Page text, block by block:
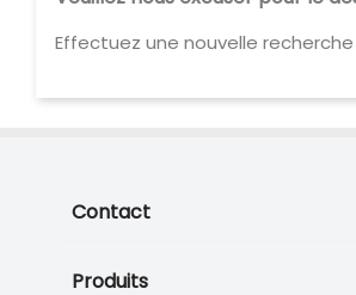
Effectuez une nouvelle recherche
Contact
Produits